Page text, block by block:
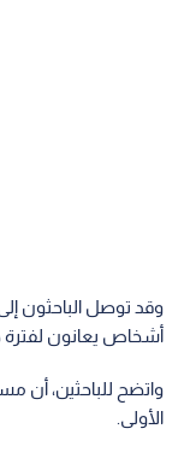
أشخاص يعانون
واتضح للباحثين، أن
الأولى.